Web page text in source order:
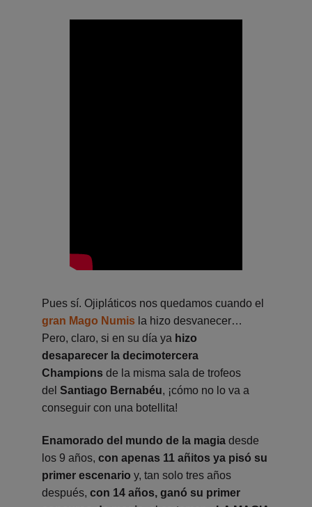
Pues sí. Ojipláticos nos quedamos cuando el
gran Mago Numis la hizo desvanecer…
Pero, claro, si en su día ya hizo
desaparecer la decimotercera
Champions de la misma sala de trofeos
del Santiago Bernabéu, ¡cómo no lo va a
conseguir con una botellita!
Enamorado del mundo de la magia desde
los 9 años, con apenas 11 añitos ya pisó su
primer escenario y, tan solo tres años
después, con 14 años, ganó su primer